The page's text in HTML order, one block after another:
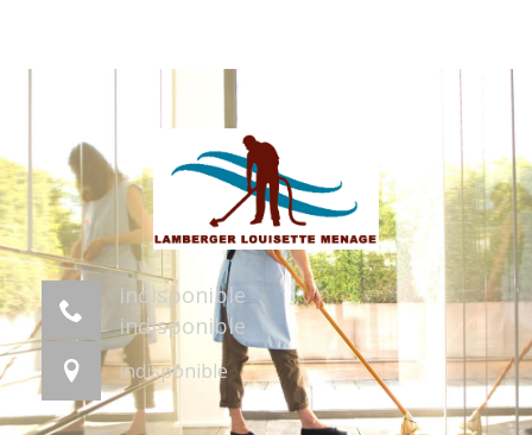
indisponible
indisponible
indisponible